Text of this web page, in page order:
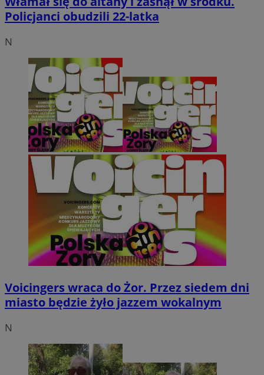
Policjanci obudzili 22-latka
N
Voicingers wraca do Żor. Przez siedem dni
miasto będzie żyło jazzem wokalnym
N